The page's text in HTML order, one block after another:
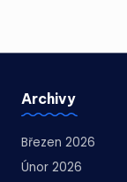
Archivy
Březen 2026
Únor 2026